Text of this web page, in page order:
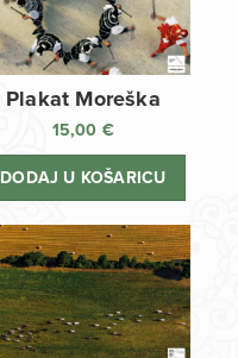
Plakat Moreška
15,00 €
DODAJ U KOŠARICU